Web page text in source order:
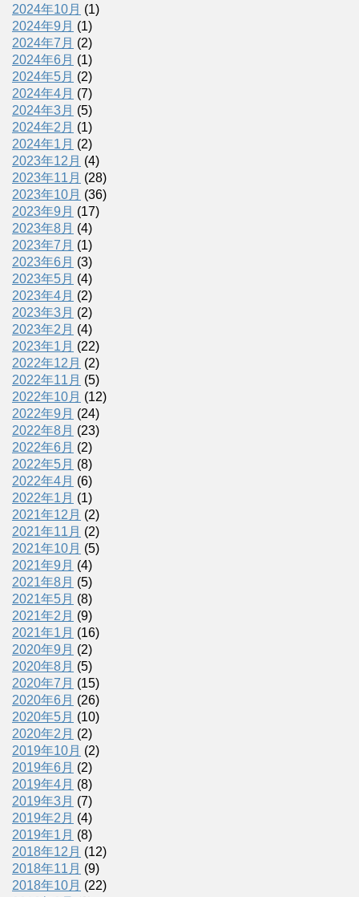
2024年10月 (1)
2024年9月 (1)
2024年7月 (2)
2024年6月 (1)
2024年5月 (2)
2024年4月 (7)
2024年3月 (5)
2024年2月 (1)
2024年1月 (2)
2023年12月 (4)
2023年11月 (28)
2023年10月 (36)
2023年9月 (17)
2023年8月 (4)
2023年7月 (1)
2023年6月 (3)
2023年5月 (4)
2023年4月 (2)
2023年3月 (2)
2023年2月 (4)
2023年1月 (22)
2022年12月 (2)
2022年11月 (5)
2022年10月 (12)
2022年9月 (24)
2022年8月 (23)
2022年6月 (2)
2022年5月 (8)
2022年4月 (6)
2022年1月 (1)
2021年12月 (2)
2021年11月 (2)
2021年10月 (5)
2021年9月 (4)
2021年8月 (5)
2021年5月 (8)
2021年2月 (9)
2021年1月 (16)
2020年9月 (2)
2020年8月 (5)
2020年7月 (15)
2020年6月 (26)
2020年5月 (10)
2020年2月 (2)
2019年10月 (2)
2019年6月 (2)
2019年4月 (8)
2019年3月 (7)
2019年2月 (4)
2019年1月 (8)
2018年12月 (12)
2018年11月 (9)
2018年10月 (22)